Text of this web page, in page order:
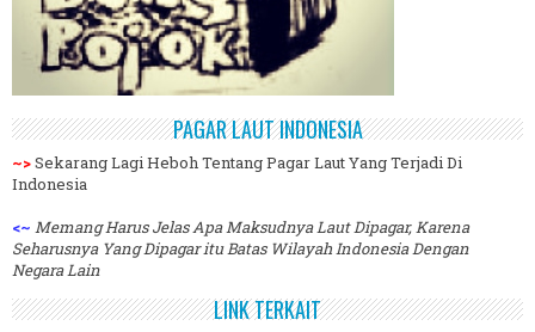
PAGAR LAUT INDONESIA
~>Sekarang Lagi Heboh Tentang Pagar Laut Yang Terjadi Di
Indonesia
<~ Memang Harus Jelas Apa Maksudnya Laut Dipagar, Karena
Seharusnya Yang Dipagar itu Batas Wilayah Indonesia Dengan
Negara Lain
LINK TERKAIT